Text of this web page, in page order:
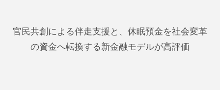
官民共創による伴走支援と、休眠預金を社会変革
の資金へ転換する新金融モデルが高評価